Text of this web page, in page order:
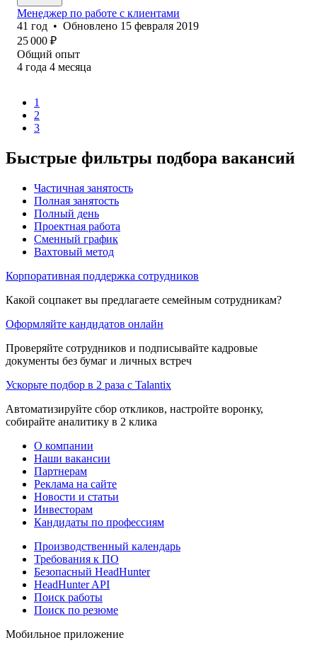
Менеджер по работе с клиентами
41 год • Обновлено 15 февраля 2019
25 000 ₽
Общий опыт
4 года 4 месяца
1
2
3
Быстрые фильтры подбора вакансий
Частичная занятость
Полная занятость
Полный день
Проектная работа
Сменный график
Вахтовый метод
Корпоративная поддержка сотрудников
Какой соцпакет вы предлагаете семейным сотрудникам?
Оформляйте кандидатов онлайн
Проверяйте сотрудников и подписывайте кадровые
документы без бумаг и личных встреч
Ускорьте подбор в 2 раза с Talantix
Автоматизируйте сбор откликов, настройте воронку,
собирайте аналитику в 2 клика
О компании
Наши вакансии
Партнерам
Реклама на сайте
Новости и статьи
Инвесторам
Кандидаты по профессиям
Производственный календарь
Требования к ПО
Безопасный HeadHunter
HeadHunter API
Поиск работы
Поиск по резюме
Мобильное приложение